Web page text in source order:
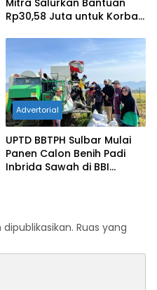
Mitra Salurkan Bantuan
Rp30,58 Juta untuk Korban
Tulu
Advertorial
UPTD BBTPH Sulbar Mulai
Panen Calon Benih Padi
Inbrida Sawah di BBI
Ruas yang